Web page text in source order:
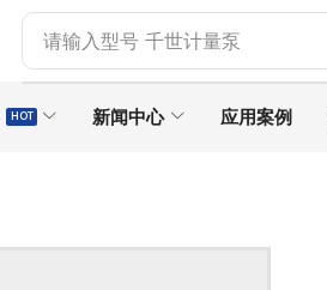
请输入型号 SEKO计量泵
HOT 新闻中心 应用案例